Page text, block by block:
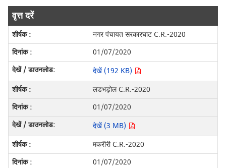
वृत्त दरें
नगर पंचायत सरकारघाट C.R.-2020
01/07/2020
देखें (192 KB)
लडभड़ोल C.R.-2020
01/07/2020
देखें (3 MB)
मकरीरी C.R.-2020
01/07/2020